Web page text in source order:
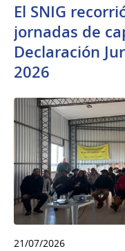
El SNIG
jornadas de
Declaración
2026
21/07/2026